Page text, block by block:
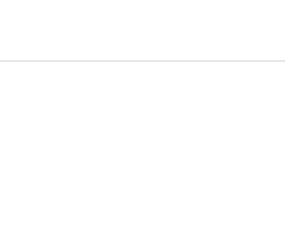
contenido